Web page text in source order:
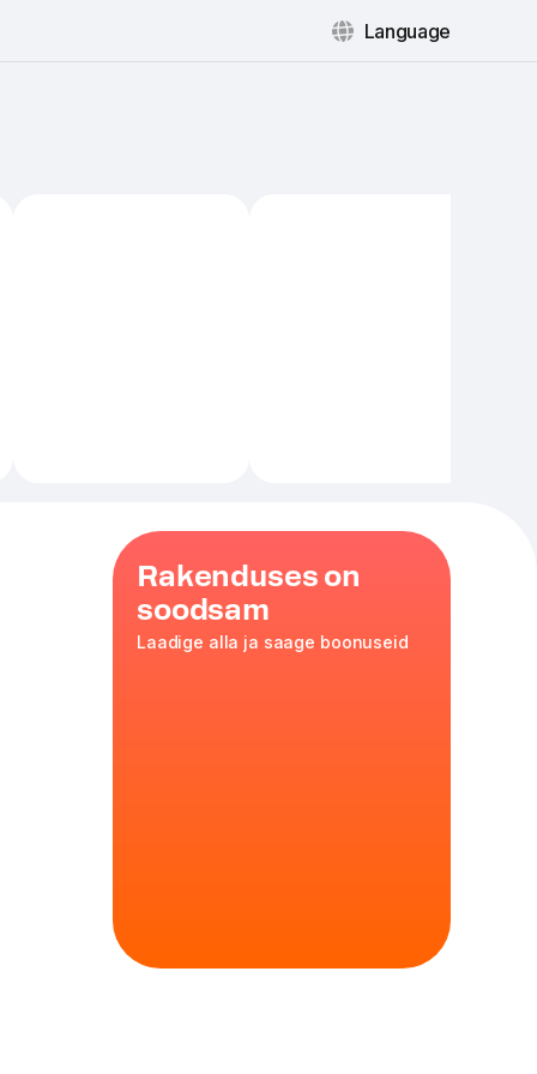
Language
Rakenduses on
soodsam
Laadige alla ja saage boonuseid